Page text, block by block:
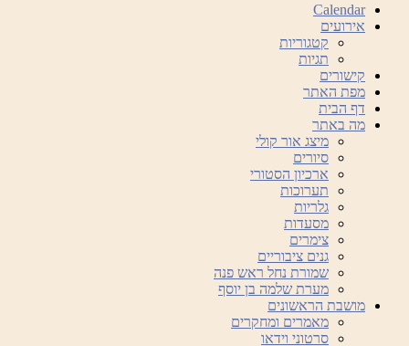
Calendar
אירועים
קטגוריות
תגיות
קישורים
מפת האתר
דף הבית
מה באתר
מיצג אור קולי
סיורים
ארכיון הסטורי
תערוכות
גלריות
מסעדות
צימרים
גנים ציבוריים
שמורת נחל ראש פנה
מערת שלמה בן יוסף
מושבת הראשונים
מאמרים ומחקרים
סרטוני וידאו